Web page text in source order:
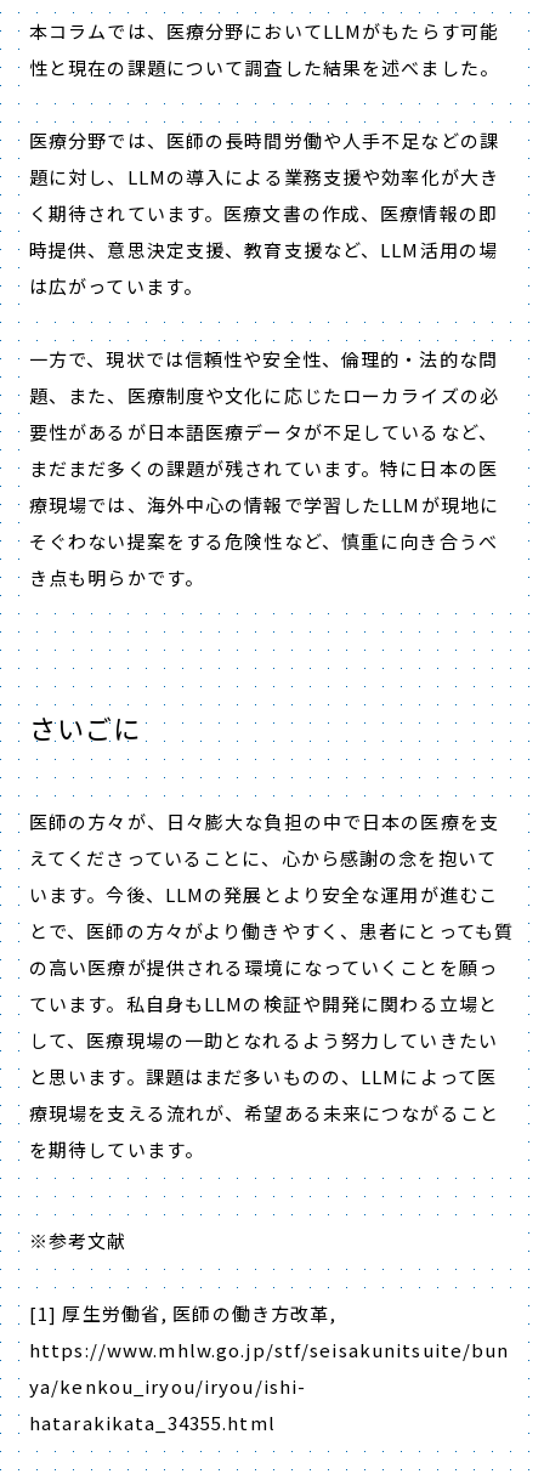
本コラムでは、医療分野においてLLMがもたらす可能
性と現在の課題について調査した結果を述べました。
医療分野では、医師の長時間労働や人手不足などの課
題に対し、 LLMの導入による業務支援や効率化が大き
く期待されています。医療文書の作成、医療情報の即
時提供、意思決定支援、教育支援など、 LLM活用の場
は広がっています。
一方で、現状では信頼性や安全性、倫理的・法的な問
題、また、医療制度や文化に応じたローカライズの必
要性があるが日本語医療データが不足しているなど、
まだまだ多くの課題が残されています。特に日本の医
療現場では、海外中心の情報で学習したLLMが現地に
そぐわない提案をする危険性など、慎重に向き合うべ
き点も明らかです。
さいごに
医師の方々が、日々膨大な負担の中で日本の医療を支
えてくださっていることに、心から感謝の念を抱いて
います。今後、 LLMの発展とより安全な運用が進むこ
とで、医師の方々がより働きやすく、患者にとっても質
の高い医療が提供される環境になっていくことを願っ
ています。私自身もLLMの検証や開発に関わる立場と
して、医療現場の一助となれるよう努力していきたい
と思います。課題はまだ多いものの、 LLMによって医
療現場を支える流れが、希望ある未来につながること
を期待しています。
※参考文献
[1] 厚生労働省, 医師の働き方改革,
https://www.mhlw.go.jp/stf/seisakunitsuite/bun
ya/kenkou_iryou/iryou/ishi-
hatarakikata_34355.html